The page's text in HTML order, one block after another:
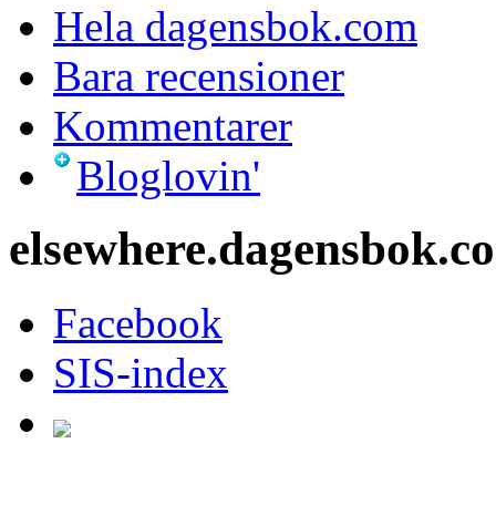
Hela dagensbok.com
Bara recensioner
Kommentarer
Bloglovin'
Facebook
SIS-index